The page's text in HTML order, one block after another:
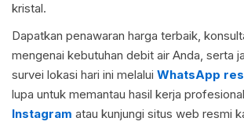
kristal.
Dapatkan penawaran harga terbaik,
mengenai kebutuhan debit air Anda, serta
survei lokasi hari ini melalui WhatsApp
lupa untuk memantau hasil kerja
Instagram atau kunjungi situs web resmi